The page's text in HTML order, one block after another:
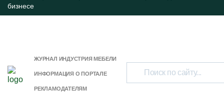
бизнесе
ЖУРНАЛ ИНДУСТРИЯ МЕБЕЛИ
ИНФОРМАЦИЯ О ПОРТАЛЕ
РЕКЛАМОДАТЕЛЯМ